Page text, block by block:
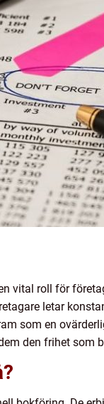
vital roll för
letar
som en
den frihet som